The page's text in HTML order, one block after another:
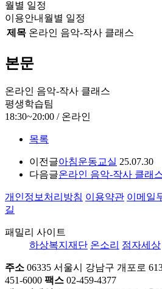
월별 일정
이용안내 월별 일정
제목 온라인 음악-작사 클래스
본문
온라인 음악-작사 클래스
평생학습팀
18:30~20:00 / 온라인
목록
이전글아침운동교실 25.07.30
다음글온라인 음악-작사 클래
개인정보처리방침 이용약관 이메일
길
패밀리 사이트
하상복지재단 온소리 점자세상
주소 06335 서울시 강남구 개포로
451-6000 팩스 02-459-4377